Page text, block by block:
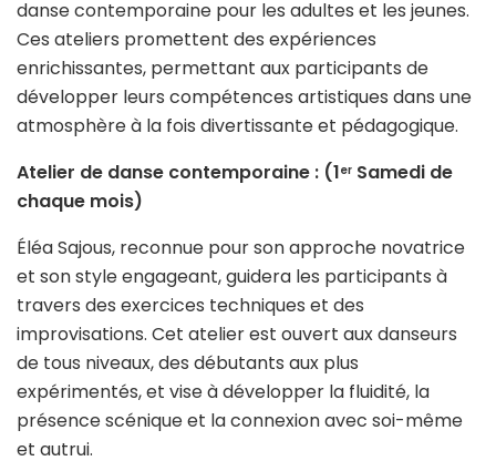
danse contemporaine pour les adultes et les jeunes.
Ces ateliers promettent des expériences
enrichissantes, permettant aux participants de
développer leurs compétences artistiques dans une
atmosphère à la fois divertissante et pédagogique.
Atelier de danse contemporaine : (1er Samedi de
chaque mois)
Éléa Sajous, reconnue pour son approche novatrice
et son style engageant, guidera les participants à
travers des exercices techniques et des
improvisations. Cet atelier est ouvert aux danseurs
de tous niveaux, des débutants aux plus
expérimentés, et vise à développer la fluidité, la
présence scénique et la connexion avec soi-même
et autrui.